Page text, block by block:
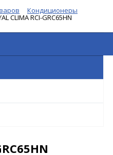
Кондиционеры
CLIMA RCI-GRC65HN